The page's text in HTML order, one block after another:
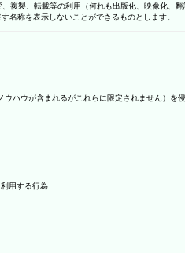
複製、転載等の利用（何れも出版化、映像化
名称を表示しないことができるものとします。
ハウが含まれるがこれらに限定されません）を
用する行為